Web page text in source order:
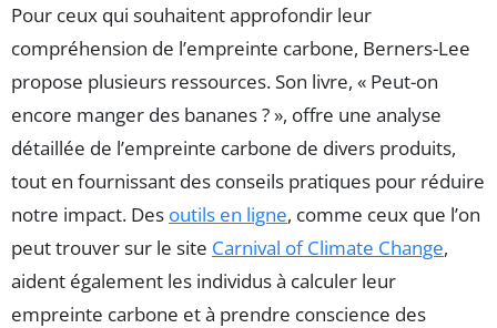
Pour ceux qui souhaitent approfondir leur
compréhension de l’empreinte carbone, Berners-Lee
propose plusieurs ressources. Son livre, « Peut-on
encore manger des bananes ? », offre une analyse
détaillée de l’empreinte carbone de divers produits,
tout en fournissant des conseils pratiques pour réduire
notre impact. Des outils en ligne, comme ceux que l’on
peut trouver sur le site Carnival of Climate Change,
aident également les individus à calculer leur
empreinte carbone et à prendre conscience des